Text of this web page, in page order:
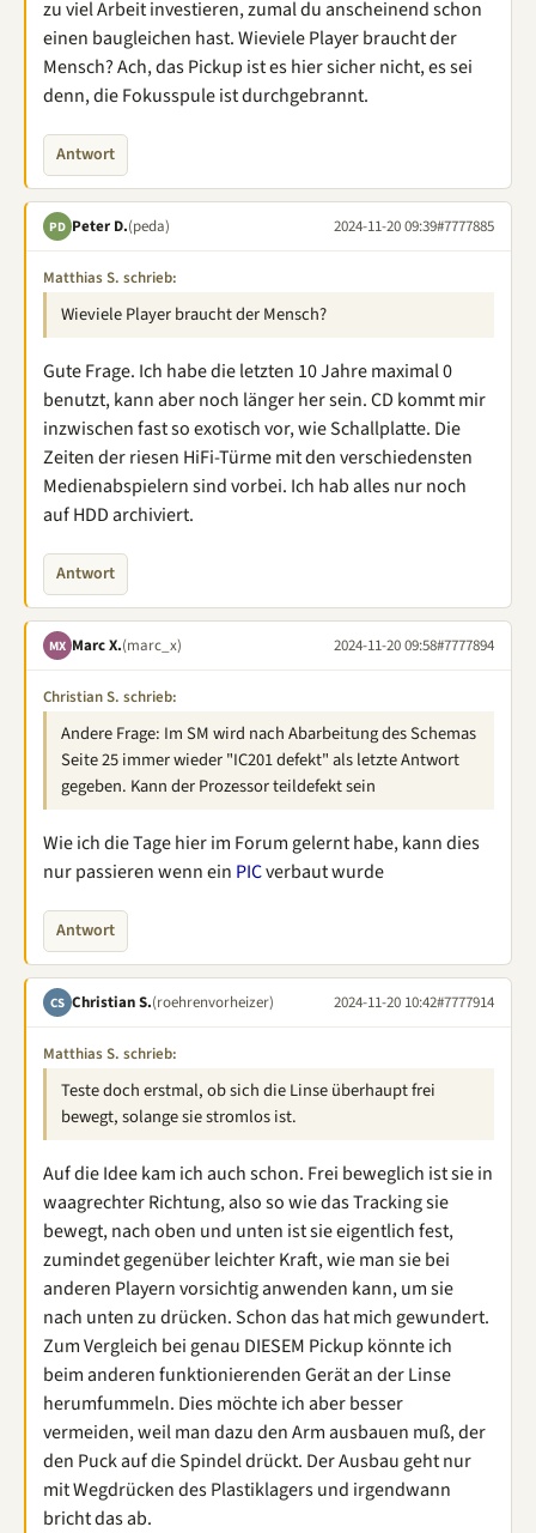
zu viel Arbeit investieren, zumal du anscheinend schon
einen baugleichen hast. Wieviele Player braucht der
Mensch? Ach, das Pickup ist es hier sicher nicht, es sei
denn, die Fokusspule ist durchgebrannt.
Antwort
PD Peter D.(peda) 2024-11-20 09:39#7777885
Matthias S. schrieb:
Wieviele Player braucht der Mensch?
Gute Frage. Ich habe die letzten 10 Jahre maximal 0
benutzt, kann aber noch länger her sein. CD kommt mir
inzwischen fast so exotisch vor, wie Schallplatte. Die
Zeiten der riesen HiFi-Türme mit den verschiedensten
Medienabspielern sind vorbei. Ich hab alles nur noch
auf HDD archiviert.
Antwort
MX Marc X.(marc_x) 2024-11-20 09:58#7777894
Christian S. schrieb:
Andere Frage: Im SM wird nach Abarbeitung des Schemas
Seite 25 immer wieder "IC201 defekt" als letzte Antwort
gegeben. Kann der Prozessor teildefekt sein
Wie ich die Tage hier im Forum gelernt habe, kann dies
nur passieren wenn ein PICverbaut wurde
Antwort
CS Christian S.(roehrenvorheizer) 2024-11-20 10:42#7777914
Matthias S. schrieb:
Teste doch erstmal, ob sich die Linse überhaupt frei
bewegt, solange sie stromlos ist.
Auf die Idee kam ich auch schon. Frei beweglich ist sie in
waagrechter Richtung, also so wie das Tracking sie
bewegt, nach oben und unten ist sie eigentlich fest,
zumindet gegenüber leichter Kraft, wie man sie bei
anderen Playern vorsichtig anwenden kann, um sie
nach unten zu drücken. Schon das hat mich gewundert.
Zum Vergleich bei genau DIESEM Pickup könnte ich
beim anderen funktionierenden Gerät an der Linse
herumfummeln. Dies möchte ich aber besser
vermeiden, weil man dazu den Arm ausbauen muß, der
den Puck auf die Spindel drückt. Der Ausbau geht nur
mit Wegdrücken des Plastiklagers und irgendwann
bricht das ab.